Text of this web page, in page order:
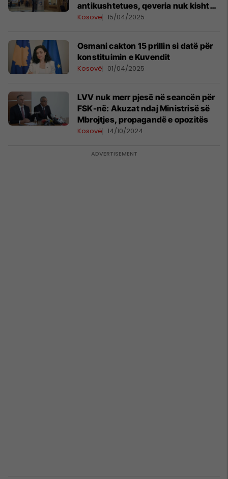
antikushtetues, qeveria nuk kishte
dhënë dorëheqje
Kosovë 15/04/2025
Osmani cakton 15 prillin si datë për
konstituimin e Kuvendit
Kosovë 01/04/2025
LVV nuk merr pjesë në seancën për
FSK-në: Akuzat ndaj Ministrisë së
Mbrojtjes, propagandë e opozitës
Kosovë 14/10/2024